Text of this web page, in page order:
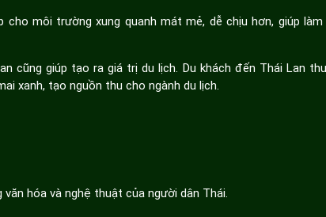
môi trường xung quanh mát mẻ, dễ chịu hơn, giúp
cũng giúp tạo ra giá trị du lịch. Du khách đến Thái Lan
xanh, tạo nguồn thu cho ngành du lịch.
hóa và nghệ thuật của người dân Thái.